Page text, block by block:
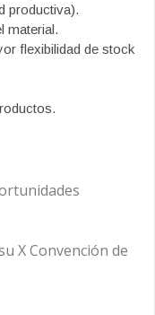
productiva).
material.
flexibilidad de stock
X Convención de